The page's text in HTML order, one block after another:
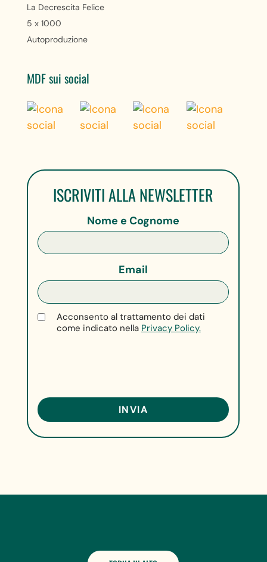
La Decrescita Felice
5 x 1000
Autoproduzione
MDF sui social
ISCRIVITI ALLA NEWSLETTER
Nome e Cognome
Email
Acconsento al trattamento dei dati
come indicato nella Privacy Policy.